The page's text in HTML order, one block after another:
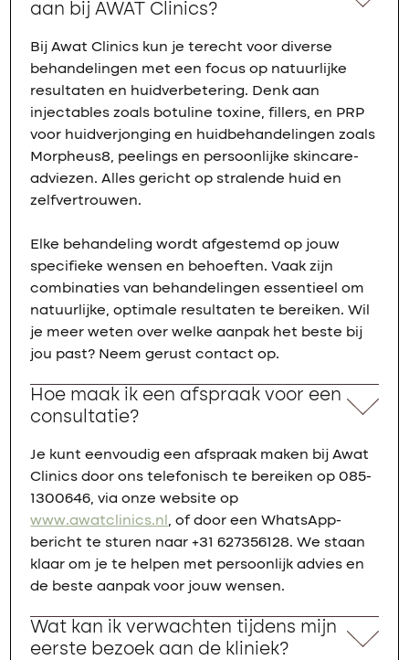
aan bij AWAT Clinics?
Bij Awat Clinics kun je terecht voor diverse
behandelingen met een focus op natuurlijke
resultaten en huidverbetering. Denk aan
injectables zoals botuline toxine, fillers, en PRP
voor huidverjonging en huidbehandelingen zoals
Morpheus8, peelings en persoonlijke skincare-
adviezen. Alles gericht op stralende huid en
zelfvertrouwen.
Elke behandeling wordt afgestemd op jouw
specifieke wensen en behoeften. Vaak zijn
combinaties van behandelingen essentieel om
natuurlijke, optimale resultaten te bereiken. Wil
je meer weten over welke aanpak het beste bij
jou past? Neem gerust contact op.
Hoe maak ik een afspraak voor een
consultatie?
Je kunt eenvoudig een afspraak maken bij Awat
Clinics door ons telefonisch te bereiken op 085-
1300646, via onze website op
www.awatclinics.nl , of door een WhatsApp-
bericht te sturen naar +31 627356128. We staan
klaar om je te helpen met persoonlijk advies en
de beste aanpak voor jouw wensen.
Wat kan ik verwachten tijdens mijn
eerste bezoek aan de kliniek?